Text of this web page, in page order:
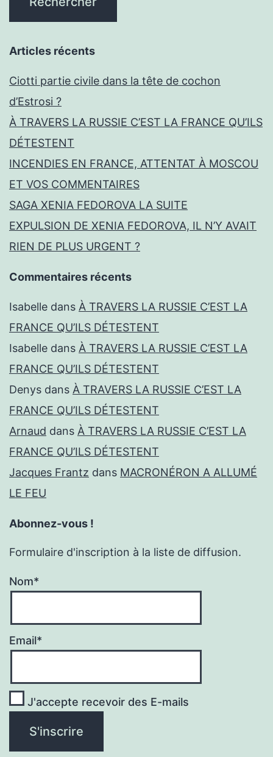
Articles récents
Ciotti partie civile dans la tête de cochon
d’Estrosi ?
À TRAVERS LA RUSSIE C’EST LA FRANCE QU’ILS
DÉTESTENT
INCENDIES EN FRANCE, ATTENTAT À MOSCOU
ET VOS COMMENTAIRES
SAGA XENIA FEDOROVA LA SUITE
EXPULSION DE XENIA FEDOROVA, IL N’Y AVAIT
RIEN DE PLUS URGENT ?
Commentaires récents
Isabelle dans À TRAVERS LA RUSSIE C’EST LA
FRANCE QU’ILS DÉTESTENT
Isabelle dans À TRAVERS LA RUSSIE C’EST LA
FRANCE QU’ILS DÉTESTENT
Denys dans À TRAVERS LA RUSSIE C’EST LA
FRANCE QU’ILS DÉTESTENT
Arnaud dans À TRAVERS LA RUSSIE C’EST LA
FRANCE QU’ILS DÉTESTENT
Jacques Frantz dans MACRONÉRON A ALLUMÉ
LE FEU
Abonnez-vous !
Formulaire d'inscription à la liste de diffusion.
Nom*
Email*
J'accepte recevoir des E-mails